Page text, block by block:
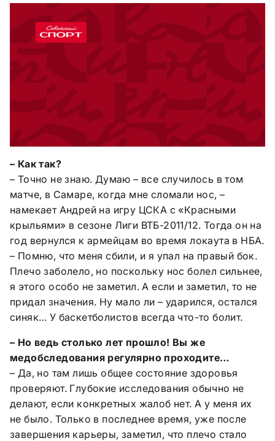
– Как так?
– Точно не знаю. Думаю – все случилось в том
матче, в Самаре, когда мне сломали нос, –
намекает Андрей на игру ЦСКА с «Красными
крыльями» в сезоне Лиги ВТБ-2011/12. Тогда он на
год вернулся к армейцам во время локаута в НБА.
– Помню, что меня сбили, и я упал на правый бок.
Плечо заболело, но поскольку нос болел сильнее,
я этого особо не заметил. А если и заметил, то не
придал значения. Ну мало ли – ударился, остался
синяк… У баскетболистов всегда что-то болит.
– Но ведь столько лет прошло! Вы же
медобследования регулярно проходите…
– Да, но там лишь общее состояние здоровья
проверяют. Глубокие исследования обычно не
делают, если конкретных жалоб нет. А у меня их
не было. Только в последнее время, уже после
завершения карьеры, заметил, что плечо стало